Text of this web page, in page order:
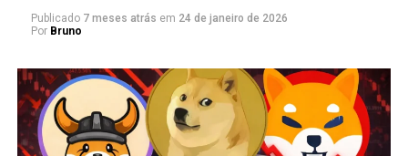
Publicado 7 meses atrás em 24 de janeiro de 2026
Por Bruno